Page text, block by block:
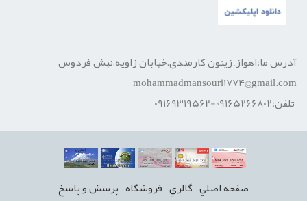
آدرس ما:اهواز, زیتون کارمندی،خیابان زاویه،نبش فردوس
mohammadmansouri1774@gmail.com
تلفن:09165266802-09169319562
صفحه اصلي گالري فروشگاه پرسش و پاسخ